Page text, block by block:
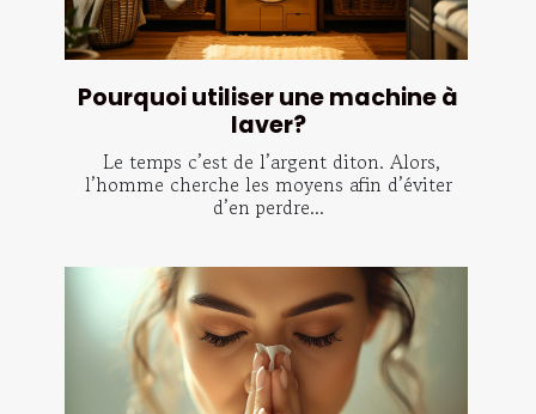
Pourquoi utiliser une machine à
laver?
Le temps c’est de l’argent diton. Alors,
l’homme cherche les moyens afin d’éviter
d’en perdre...